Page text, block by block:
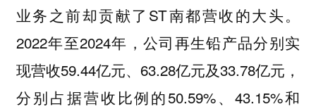
业务之前却贡献了ST南都营收的大头。
2022年至2024年，公司再生铅产品分别实
现营收59.44亿元、63.28亿元及33.78亿元，
分别占据营收比例的50.59%、43.15%和